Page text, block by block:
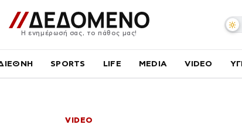
Η ενημέρωσή σας, το πάθος μας!
SPORTS LIFE MEDIA VIDEO
VIDEO